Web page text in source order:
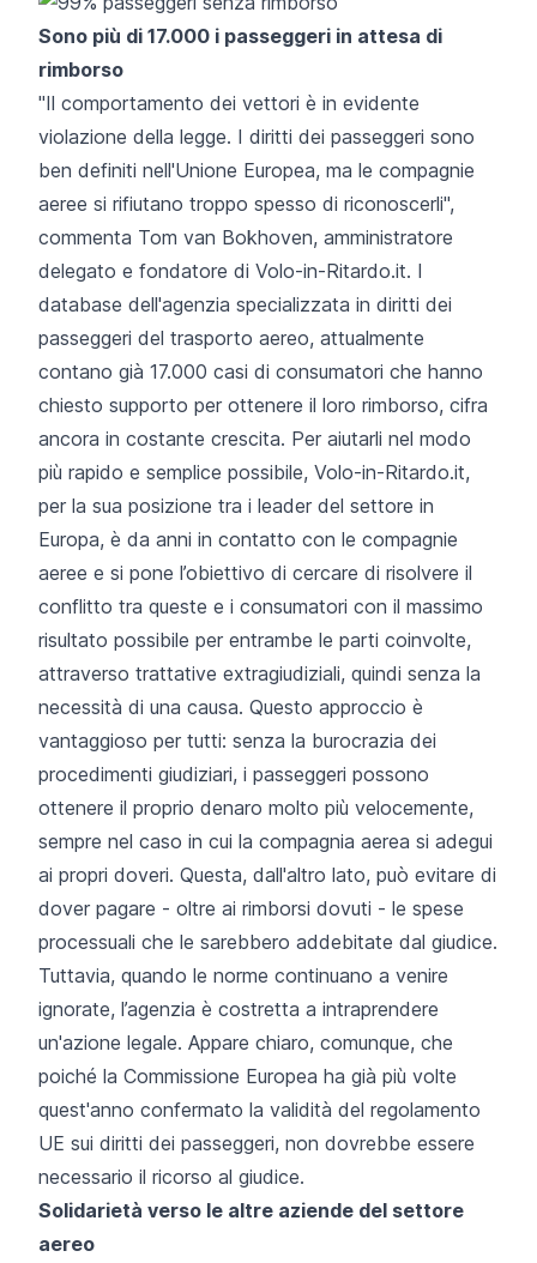
Sono più di 17.000 i passeggeri in attesa di
rimborso
"Il comportamento dei vettori è in evidente
violazione della legge. I diritti dei passeggeri sono
ben definiti nell'Unione Europea, ma le compagnie
aeree si rifiutano troppo spesso di riconoscerli",
commenta Tom van Bokhoven, amministratore
delegato e fondatore di Volo-in-Ritardo.it. I
database dell'agenzia specializzata in diritti dei
passeggeri del trasporto aereo, attualmente
contano già 17.000 casi di consumatori che hanno
chiesto supporto per ottenere il loro rimborso, cifra
ancora in costante crescita. Per aiutarli nel modo
più rapido e semplice possibile, Volo-in-Ritardo.it,
per la sua posizione tra i leader del settore in
Europa, è da anni in contatto con le compagnie
aeree e si pone l’obiettivo di cercare di risolvere il
conflitto tra queste e i consumatori con il massimo
risultato possibile per entrambe le parti coinvolte,
attraverso trattative extragiudiziali, quindi senza la
necessità di una causa. Questo approccio è
vantaggioso per tutti: senza la burocrazia dei
procedimenti giudiziari, i passeggeri possono
ottenere il proprio denaro molto più velocemente,
sempre nel caso in cui la compagnia aerea si adegui
ai propri doveri. Questa, dall'altro lato, può evitare di
dover pagare - oltre ai rimborsi dovuti - le spese
processuali che le sarebbero addebitate dal giudice.
Tuttavia, quando le norme continuano a venire
ignorate, l’agenzia è costretta a intraprendere
un'azione legale. Appare chiaro, comunque, che
poiché la Commissione Europea ha già più volte
quest'anno confermato la validità del regolamento
UE sui diritti dei passeggeri, non dovrebbe essere
necessario il ricorso al giudice.
Solidarietà verso le altre aziende del settore
aereo